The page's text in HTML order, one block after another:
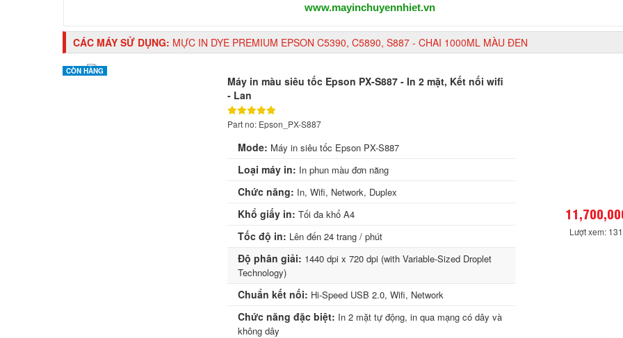
www.mayinchuyennhiet.vn
CÁC MÁY SỬ DỤNG: MỰC IN DYE PREMIUM EPSON C5390, C5890, S887 - CHAI 1000ML MÀU ĐEN
CÒN HÀNG
Máy in màu siêu tốc Epson PX-S887 - In 2 mặt, Kết nối wifi
- Lan
Part no: Epson_PX-S887
Mode: Máy in siêu tốc Epson PX-S887
Loại máy in: In phun màu đơn năng
Chức năng: In, Wifi, Network, Duplex
Khổ giấy in: Tối đa khổ A4
Tốc độ in: Lên đến 24 trang / phút
Độ phân giải: 1440 dpi x 720 dpi (with Variable-Sized Droplet
Technology)
Chuẩn kết nối: Hi-Speed USB 2.0, Wifi, Network
Chức năng đặc biệt: In 2 mặt tự động, in qua mạng có dây và
không dây
Lượt xem: